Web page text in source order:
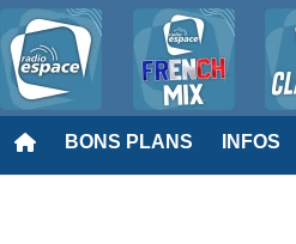
BONS PLANS INFOS